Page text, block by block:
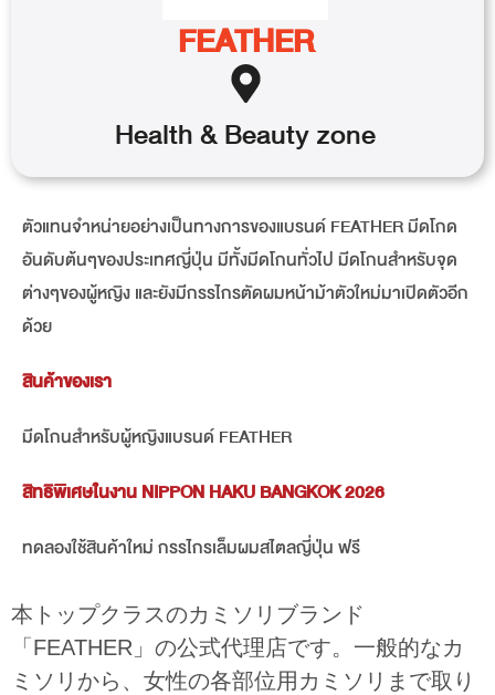
FEATHER
Health & Beautyzone
ตัวแทนจำหน่ายอย่างเป็นทางการของแบรนด์ FEATHER มีดโกด
อันดับต้นๆของประเทศญี่ปุ่น มีทั้งมีดโกนทั่วไป มีดโกนสำหรับจุด
ต่างๆของผู้หญิง และยังมีกรรไกรตัดผมหน้าม้าตัวใหม่มาเปิดตัวอีก
ด้วย
สินค้าของเรา
มีดโกนสำหรับผู้หญิงแบรนด์ FEATHER
สิทธิพิเศษในงาน NIPPON HAKU BANGKOK 2026
ทดลองใช้สินค้าใหม่ กรรไกรเล็มผมสไตลญี่ปุ่น ฟรี
本トップクラスのカミソリブランド
「FEATHER」の公式代理店です。一般的なカ
ミソリから、女性の各部位用カミソリまで取り